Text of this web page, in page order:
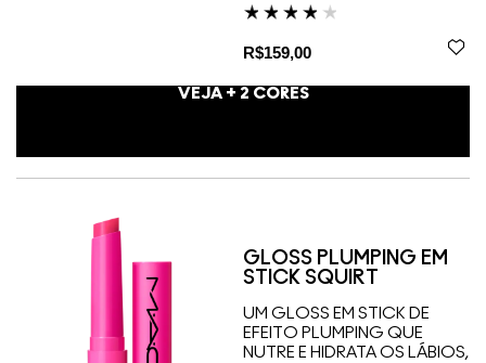
R$159,00
VEJA + 2 CORES
GLOSS PLUMPING EM
STICK SQUIRT
UM GLOSS EM STICK DE
EFEITO PLUMPING QUE
NUTRE E HIDRATA OS LÁBIOS,